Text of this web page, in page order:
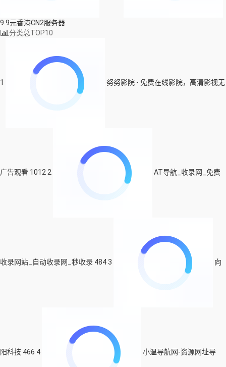
9.9元香港CN2服务器
分类总TOP10
1 努努影院 - 免费在线影院，高清影视无
广告观看 1012 2 AT导航_收录网_免费
收录网站_自动收录网_秒收录 4843 向
阳科技 466 4 小温导航网-资源网址导